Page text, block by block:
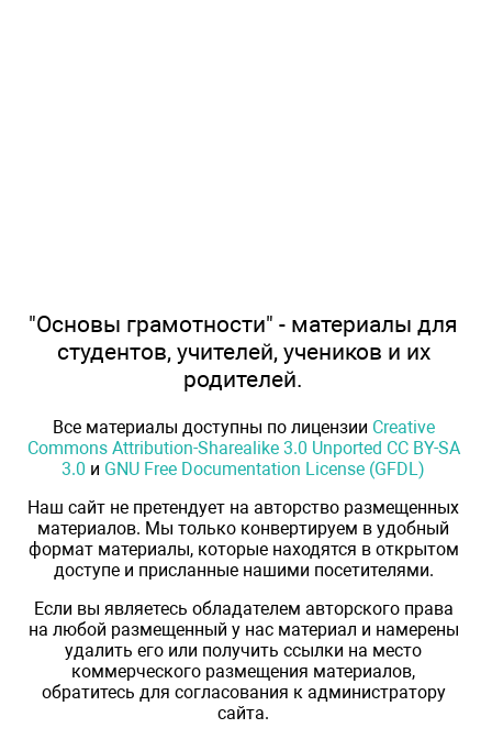
"Основы грамотности" - материалы для
студентов, учителей, учеников и их
родителей.
Все материалы доступны по лицензии Creative
Commons Attribution-Sharealike 3.0 Unported CC BY-SA
3.0 и GNU Free Documentation License (GFDL)
Наш сайт не претендует на авторство размещенных
материалов. Мы только конвертируем в удобный
формат материалы, которые находятся в открытом
доступе и присланные нашими посетителями.
Если вы являетесь обладателем авторского права
на любой размещенный у нас материал и намерены
удалить его или получить ссылки на место
коммерческого размещения материалов,
обратитесь для согласования к администратору
сайта.